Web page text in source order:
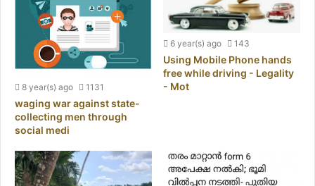
8 year(s) ago 1131
waging war against state-
collecting men through
social medi
6 year(s) ago 143
Using Mobile Phone hands
free while driving - Legality
- Mot